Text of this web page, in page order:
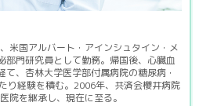
米国アルバート・アインシュタイン・メ
部門研究員として勤務。帰国後、心臓血
、杏林大学医学部付属病院の糖尿病・
り経験を積む。2006年、共済会櫻井病院
院を継承し、現在に至る。